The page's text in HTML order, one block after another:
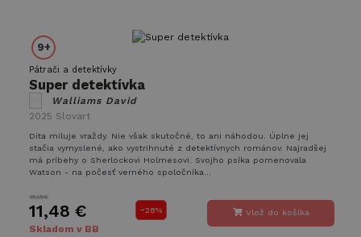
9+
Pátrači a detektívky
Super detektívka
Walliams David
2025 Slovart
Dita miluje vraždy. Nie však skutočné, to ani náhodou. Úplne jej
stačia vymyslené, ako vystrihnuté z detektívnych románov. Najradšej
má príbehy o Sherlockovi Holmesovi. Svojho psíka pomenovala
Watson - na počesť verného spoločníka...
15,95€
11,48 €
Skladom v BB
-28% Vlož do košíka